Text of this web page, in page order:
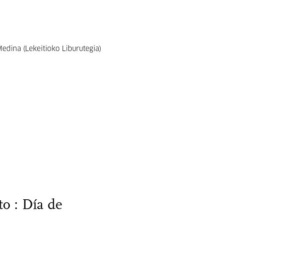
(Lekeitioko Liburutegia)
: Día de